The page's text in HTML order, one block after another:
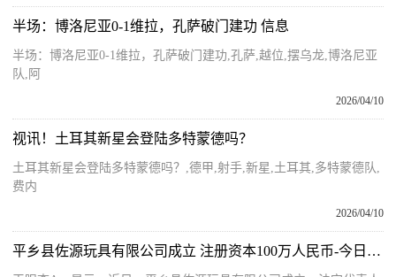
半场：博洛尼亚0-1维拉，孔萨破门建功 信息
半场：博洛尼亚0-1维拉，孔萨破门建功,孔萨,越位,摆乌龙,博洛尼亚
队,阿
2026/04/10
视讯！土耳其新星会登陆多特蒙德吗？
土耳其新星会登陆多特蒙德吗？,德甲,射手,新星,土耳其,多特蒙德队,
费内
2026/04/10
平乡县佐源玩具有限公司成立 注册资本100万人民币-今日热闻